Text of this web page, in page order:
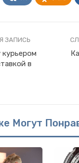
ЗАПИСЬ
в
Могут